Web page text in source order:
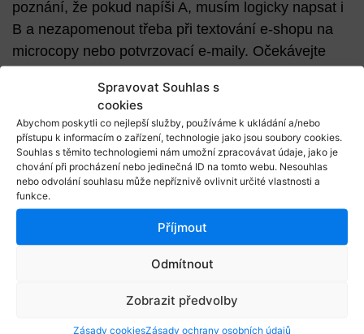
Spravovat Souhlas s
cookies
Abychom poskytli co nejlepší služby, používáme k ukládání a/nebo
přístupu k informacím o zařízení, technologie jako jsou soubory cookies.
Souhlas s těmito technologiemi nám umožní zpracovávat údaje, jako je
chování při procházení nebo jedinečná ID na tomto webu. Nesouhlas
nebo odvolání souhlasu může nepříznivě ovlivnit určité vlastnosti a
funkce.
Příjmout
Odmítnout
Zobrazit předvolby
Zásady cookiesZásady ochrany osobních údajů
poznání, že pokud napíši A, musím logicky napsat i
B a nezapomenout třeba při textování e-shopu na
microcopy nebo potvrzovací e-maily. Očekávejte
správnou cestunež zázračný elixír, po kterém ráno
vstanete jako
nový Ogilvy
Odcházeli jste někdy ze školení copywritingu či
obsahového marketingu zklamaní? Nějaké školení
se vám naopak obzvlášť líbilo? Napište mi na
Facebooku
Rubriky článku:
Mohlo by vás zajímat